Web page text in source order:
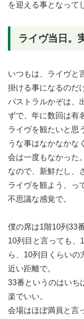
を迎える事となって
ライヴ当日。
いつもは、ライヴと
掛ける事になるのだ
パストラルかぞは、
ずで、年に数回は有
ライヴを観たいと思
うな事はなかなかな
会は一度もなかった。
なので、新鮮だし、
ライヴを観よう、っ
不思議な感覚で。
僕の席は1階10列33番
10列目と言っても、
ら、10列目くらいの
近い距離で。
33番というのはいち
楽でいい。
会場はほぼ満員と言